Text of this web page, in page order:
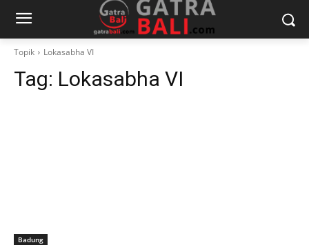
Topik Lokasabha VI
Tag: Lokasabha VI
Badung